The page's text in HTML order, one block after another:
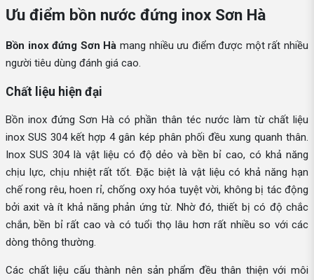
Ưu điểm bồn nước đứng inox Sơn Hà
Bồn inox đứng Sơn Hà mang nhiều ưu điểm được một rất nhiều
người tiêu dùng đánh giá cao.
Chất liệu hiện đại
Bồn inox đứng Sơn Hà có phần thân téc nước làm từ chất liệu
inox SUS 304 kết hợp 4 gân kép phân phối đều xung quanh thân.
Inox SUS 304 là vật liệu có độ dẻo và bền bỉ cao, có khả năng
chịu lực, chịu nhiệt rất tốt. Đặc biệt là vật liệu có khả năng hạn
chế rong rêu, hoen rỉ, chống oxy hóa tuyệt vời, không bị tác động
bởi axit và ít khả năng phản ứng từ. Nhờ đó, thiết bị có độ chắc
chắn, bền bỉ rất cao và có tuổi thọ lâu hơn rất nhiều so với các
dòng thông thường.
Các chất liệu cấu thành nên sản phẩm đều thân thiện với môi